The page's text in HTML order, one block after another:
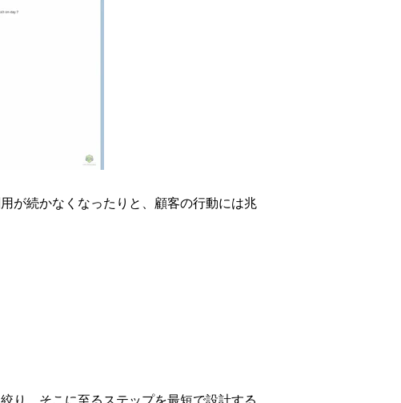
が続かなくなったりと、顧客の行動には兆
り、そこに至るステップを最短で設計する